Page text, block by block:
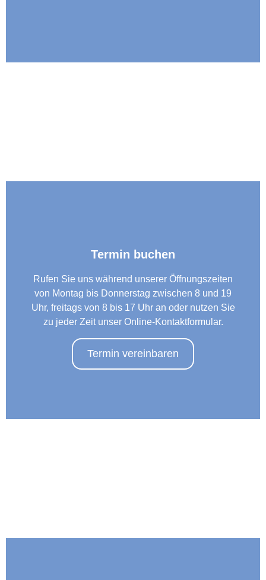
Termin buchen
Rufen Sie uns während unserer Öffnungszeiten
von Montag bis Donnerstag zwischen 8 und 19
Uhr, freitags von 8 bis 17 Uhr an oder nutzen Sie
zu jeder Zeit unser Online-Kontaktformular.
Termin vereinbaren